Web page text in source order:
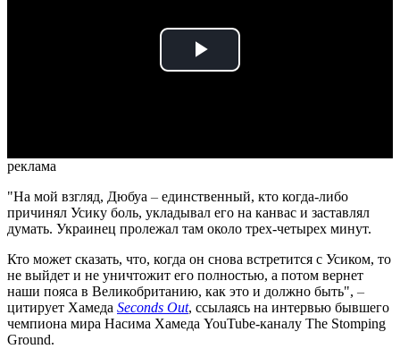
Play
реклама
"На мой взгляд, Дюбуа – единственный, кто когда-либо
причинял Усику боль, укладывал его на канвас и заставлял
думать. Украинец пролежал там около трех-четырех минут.
Кто может сказать, что, когда он снова встретится с Усиком, то
не выйдет и не уничтожит его полностью, а потом вернет
наши пояса в Великобританию, как это и должно быть", –
цитирует Хамеда Seconds Out, ссылаясь на интервью бывшего
чемпиона мира Насима Хамеда YouTube-каналу The Stomping
Ground.